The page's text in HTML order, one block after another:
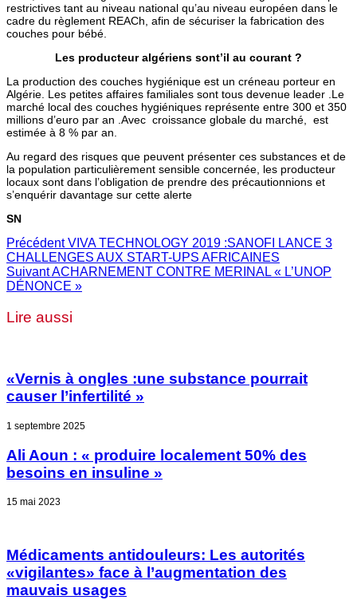
restrictives tant au niveau national qu’au niveau européen dans le
cadre du règlement REACh, afin de sécuriser la fabrication des
couches pour bébé.
Les producteur algériens sont’il au courant ?
La production des couches hygiénique est un créneau porteur en
Algérie. Les petites affaires familiales sont tous devenue leader .Le
marché local des couches hygiéniques représente entre 300 et 350
millions d’euro par an .Avec croissance globale du marché, est
estimée à 8 % par an.
Au regard des risques que peuvent présenter ces substances et de
la population particulièrement sensible concernée, les producteur
locaux sont dans l’obligation de prendre des précautionnions et
s’enquérir davantage sur cette alerte
SN
PrécédentVIVA TECHNOLOGY 2019 :SANOFI LANCE 3
CHALLENGES AUX START-UPS AFRICAINES
SuivantACHARNEMENT CONTRE MERINAL « L’UNOP
DÉNONCE »
Lire aussi
«Vernis à ongles :une substance pourrait
causer l’infertilité »
1 septembre 2025
Ali Aoun : « produire localement 50% des
besoins en insuline »
15 mai 2023
Médicaments antidouleurs: Les autorités
«vigilantes» face à l’augmentation des
mauvais usages